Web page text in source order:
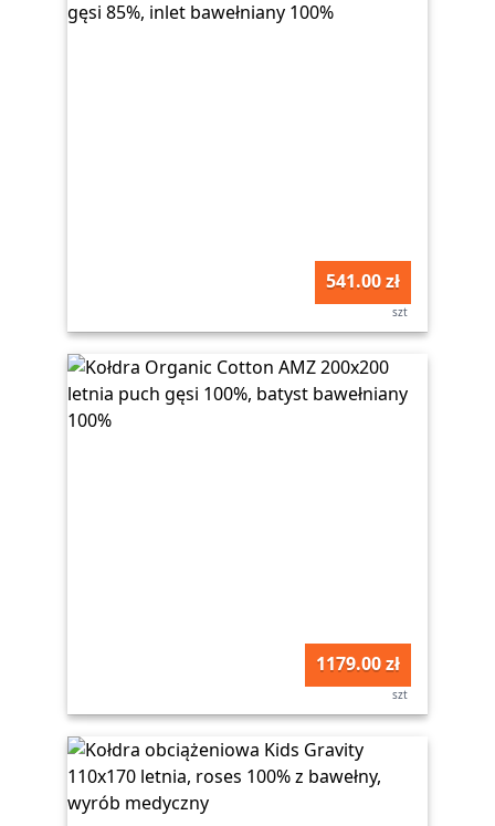
541.00 zł
szt
1179.00 zł
szt